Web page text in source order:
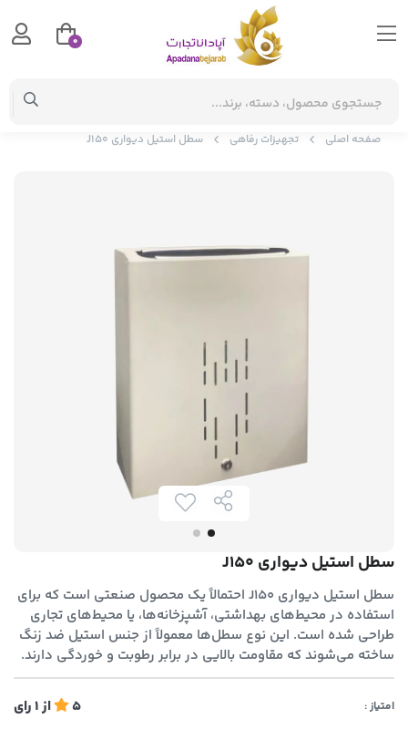
صفحه اصلی تجهیزات رفاهی سطل استیل دیواری J150
سطل استیل دیواری J150
سطل استیل دیواری J150 احتمالاً یک محصول صنعتی است که برای
استفاده در محیط‌های بهداشتی، آشپزخانه‌ها، یا محیط‌های تجاری
طراحی شده است. این نوع سطل‌ها معمولاً از جنس استیل ضد زنگ
ساخته می‌شوند که مقاومت بالایی در برابر رطوبت و خوردگی دارند.
امتیاز : 5 از1رای
0